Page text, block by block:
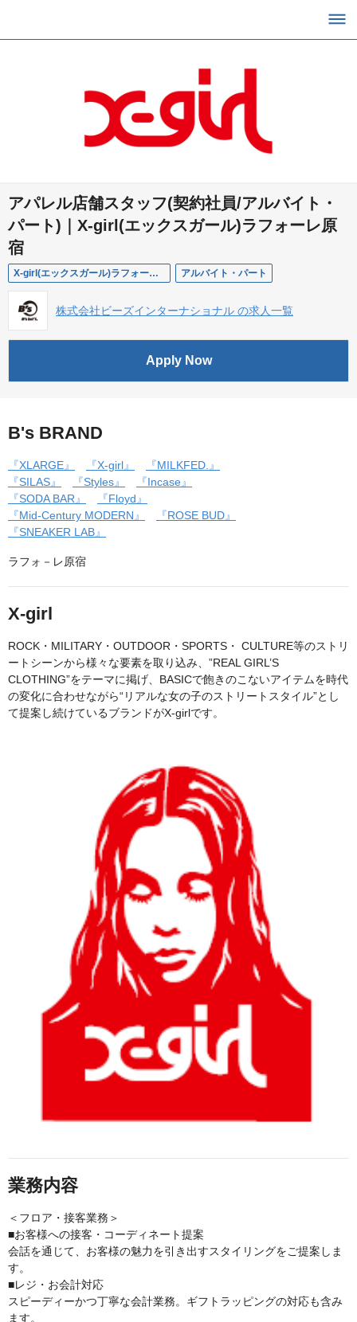
アパレル店舗スタッフ(契約社員/アルバイト・
パート)｜X-girl(エックスガール)ラフォーレ原
宿
X-girl(エックスガール)ラフォーレ原宿 アルバイト・パート
株式会社ビーズインターナショナル の求人一覧
Apply Now
B's BRAND
『XLARGE』 『X-girl』
『MILKFED.』
『SILAS』
『Styles』
『Incase』
『SODA BAR』
『Floyd』
『Mid-Century MODERN』
『ROSE BUD』
『SNEAKER LAB』
ラフォ－レ原宿
X-girl
ROCK・MILITARY・OUTDOOR・SPORTS・ CULTURE等のストリ
ートシーンから様々な要素を取り込み、”REAL GIRL’S
CLOTHING”をテーマに掲げ、BASICで飽きのこないアイテムを時代
の変化に合わせながら“リアルな女の子のストリートスタイル”とし
て提案し続けているブランドがX-girlです。
業務内容
＜フロア・接客業務＞
■お客様への接客・コーディネート提案
会話を通じて、お客様の魅力を引き出すスタイリングをご提案しま
す。
■レジ・お会計対応
スピーディーかつ丁寧な会計業務。ギフトラッピングの対応も含み
ます。